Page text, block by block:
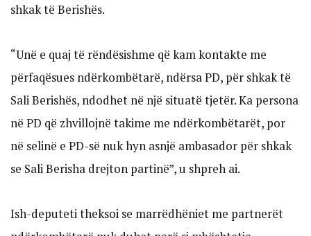
shkak të Berishës.
“Unë e quaj të rëndësishme që kam kontakte me
përfaqësues ndërkombëtarë, ndërsa PD, për shkak të
Sali Berishës, ndodhet në një situatë tjetër. Ka persona
në PD që zhvillojnë takime me ndërkombëtarët, por
në selinë e PD-së nuk hyn asnjë ambasador për shkak
se Sali Berisha drejton partinë”, u shpreh ai.
Ish-deputeti theksoi se marrëdhëniet me partnerët